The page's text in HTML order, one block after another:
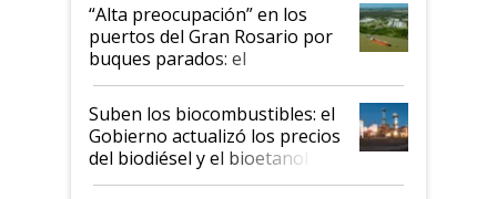
“Alta preocupación” en los
puertos del Gran Rosario por
buques parados: el
funcionamiento de las
exportadoras en tensión tras
la medida de fuerza de los
prácticos
Suben los biocombustibles: el
Gobierno actualizó los precios
del biodiésel y el bioetanol